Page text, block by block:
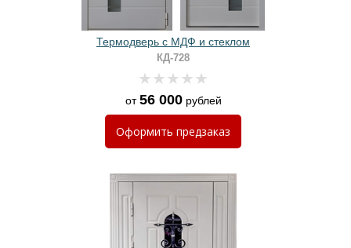
Термодверь с МДФ и стеклом
КД-728
от56 000рублей
Оформить предзаказ